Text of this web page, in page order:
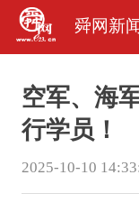
舜网新
空军、海
行学员！
2025-10-10